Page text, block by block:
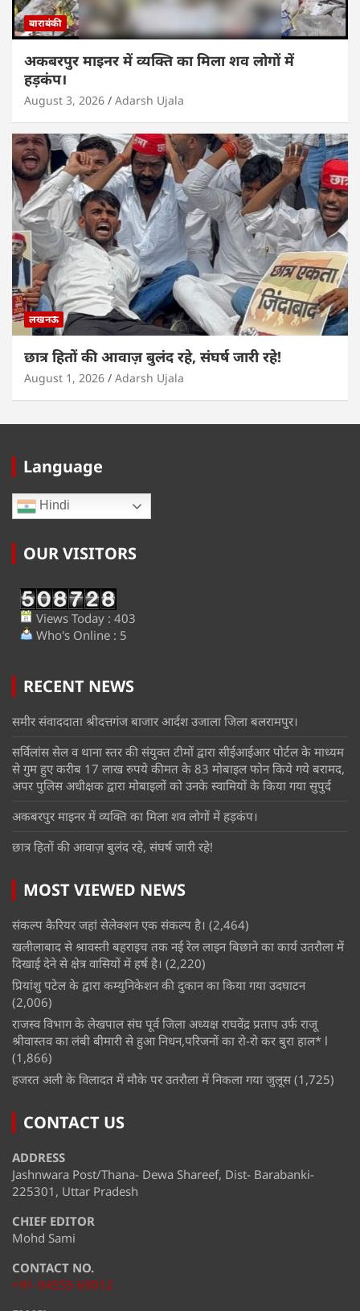
बाराबंकी
अकबरपुर माइनर में व्यक्ति का मिला शव लोगों में
हड़कंप।
August 3, 2026 Adarsh Ujala
लखनऊ
छात्र हितों की आवाज़ बुलंद रहे, संघर्ष जारी रहे!
August 1, 2026 Adarsh Ujala
Language
Hindi
OUR VISITORS
Views Today : 403
Who's Online : 5
RECENT NEWS
समीर संवाददाता श्रीदत्तगंज बाजार आर्दश उजाला जिला बलरामपुर।
सर्विलांस सेल व थाना स्तर की संयुक्त टीमों द्वारा सीईआईआर पोर्टल के माध्यम
से गुम हुए करीब 17 लाख रुपये कीमत के 83 मोबाइल फोन किये गये बरामद,
अपर पुलिस अधीक्षक द्वारा मोबाइलों को उनके स्वामियों के किया गया सुपुर्द
अकबरपुर माइनर में व्यक्ति का मिला शव लोगों में हड़कंप।
छात्र हितों की आवाज़ बुलंद रहे, संघर्ष जारी रहे!
MOST VIEWED NEWS
संकल्प कैरियर जहां सेलेक्शन एक संकल्प है। (2,464)
खलीलाबाद से श्रावस्ती बहराइच तक नई रेल लाइन बिछाने का कार्य उतरौला में
दिखाई देने से क्षेत्र वासियों में हर्ष है। (2,220)
प्रियांशु पटेल के द्वारा कम्युनिकेशन की दुकान का किया गया उदघाटन
(2,006)
राजस्व विभाग के लेखपाल संघ पूर्व जिला अध्यक्ष राघवेंद्र प्रताप उर्फ राजू
श्रीवास्तव का लंबी बीमारी से हुआ निधन,परिजनों का रो-रो कर बुरा हाल* l
(1,866)
हजरत अली के विलादत में मौके पर उतरौला में निकला गया जुलूस (1,725)
CONTACT US
ADDRESS
Jashnwara Post/Thana- Dewa Shareef, Dist- Barabanki-
225301, Uttar Pradesh
CHIEF EDITOR
Mohd Sami
CONTACT NO.
+91-94555 69012